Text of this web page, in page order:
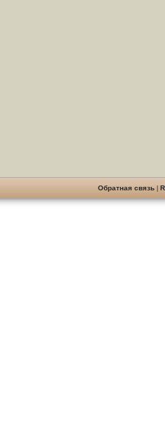
Обратная связь